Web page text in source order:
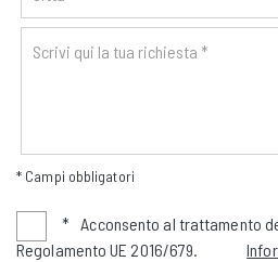
* Campi obbligatori
* Acconsento al trattamento
Regolamento UE 2016/679.